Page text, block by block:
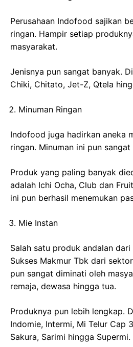
Perusahaan Indofood sajikan
ringan. Hampir setiap
masyarakat.
Jenisnya pun sangat banyak.
Chiki, Chitato, Jet-Z, Qtela
Minuman Ringan
Indofood juga hadirkan aneka
ringan. Minuman ini pun
Produk yang paling banyak
adalah Ichi Ocha, Club dan
ini pun berhasil menemukan
Mie Instan
Salah satu produk andalan
Sukses Makmur Tbk dari
pun sangat diminati oleh
remaja, dewasa hingga tua.
Produknya pun lebih lengkap.
Indomie, Intermi, Mi Telur Cap
Sakura, Sarimi hingga Supermi.